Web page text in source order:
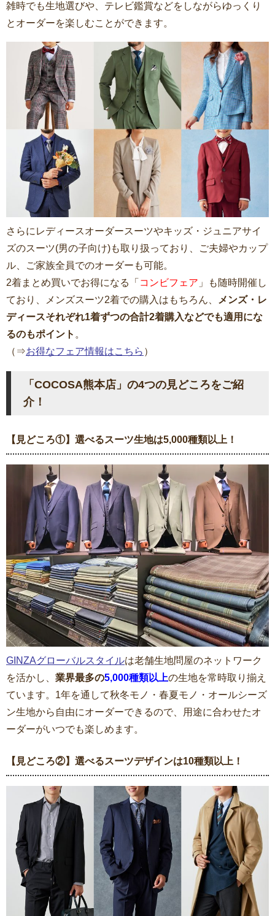
雑時でも生地選びや、テレビ鑑賞などをしながらゆっくり
とオーダーを楽しむことができます。
さらにレディースオーダースーツやキッズ・ジュニアサイ
ズのスーツ(男の子向け)も取り扱っており、ご夫婦やカップ
ル、ご家族全員でのオーダーも可能。
2着まとめ買いでお得になる「 コンビフェア 」も随時開催し
ており、メンズスーツ2着での購入はもちろん、
メンズ・レ
ディースそれぞれ1着ずつの合計2着購入などでも適用にな
るのもポイント 。
（⇒お得なフェア情報はこちら ）
「COCOSA熊本店」の4つの見どころをご紹
介！
【見どころ①】選べるスーツ生地は5,000種類以上！
GINZAグローバルスタイルは老舗生地問屋のネットワーク
を活かし、 業界最多の5,000種類以上の生地を常時取り揃え
ています。1年を通して秋冬モノ・春夏モノ・オールシーズ
ン生地から自由にオーダーできるので、用途に合わせたオ
ーダーがいつでも楽しめます。
【見どころ②】選べるスーツデザインは10種類以上！